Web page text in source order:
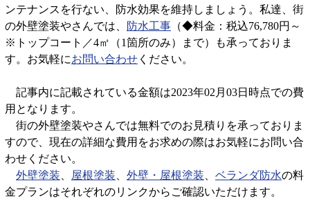
ンテナンスを行ない、防水効果を維持しましょう。私達、街
の外壁塗装やさんでは、
防水工事 （◆料金：税込76,780円～
※トップコート／4㎡（1箇所のみ）まで）も承っておりま
す。お気軽にお問い合わせ ください。
記事内に記載されている金額は2023年02月03日時点での費
用となります。
街の外壁塗装やさんでは無料でのお見積りを承っておりま
すので、現在の詳細な費用をお求めの際はお気軽にお問い合
わせください。
外壁塗装
屋根塗装 外壁・屋根塗装 ベランダ防水の料
金プランはそれぞれのリンクからご確認いただけます。